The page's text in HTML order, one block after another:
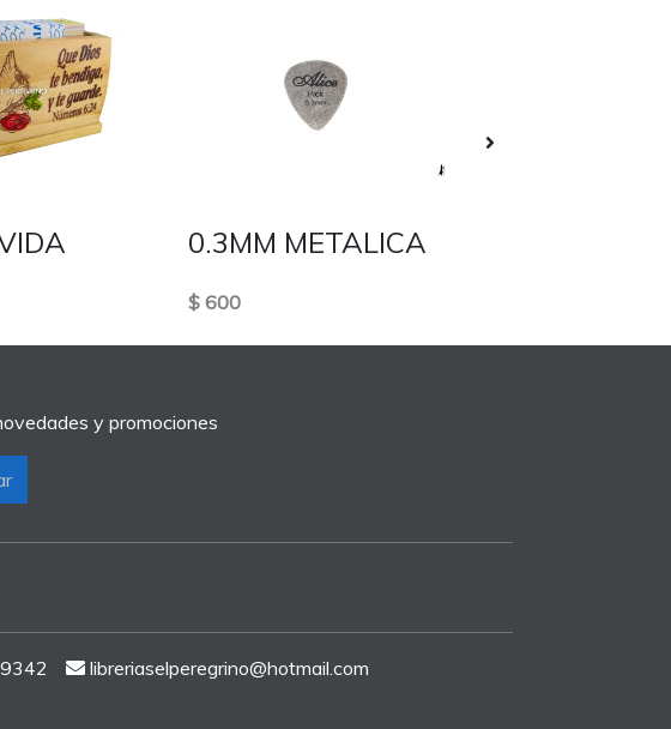
0.3MM METALICA
$ 600
y promociones
libreriaselperegrino@hotmail.com